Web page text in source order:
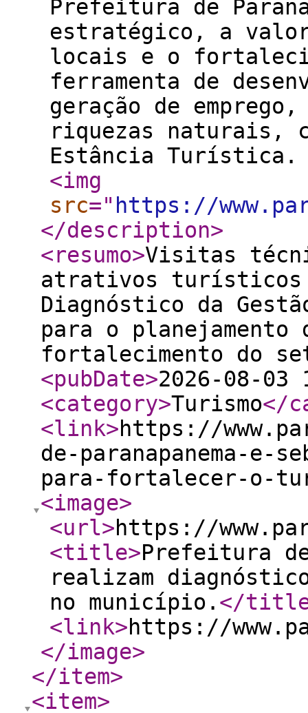
Prefeitura de
estratégico, a
locais e o
ferramenta de
geração de
riquezas naturais,
Estância Turística.
<img
src=" https://
</description>
<resumo>Visitas
atrativos turísticos
Diagnóstico da
para o
fortalecimento do
<pubDate>2026-08-03
<category>Turismo</
<link>https://
de-paranapanema-e-
para-fortalecer-o-
<image>
<url>https://
<title>Prefeitura de
realizam
no município. </
<link>https://
</image>
</item>
<item>